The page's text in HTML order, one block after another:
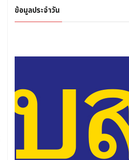
ข้อมูลประจำวัน